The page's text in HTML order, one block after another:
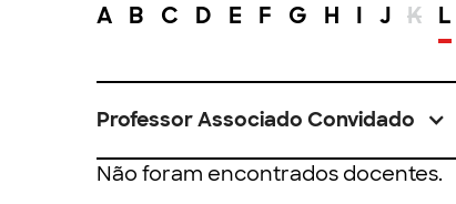
A B C D E F G H I J K L
Professor Associado Convidado
Não foram encontrados docentes.